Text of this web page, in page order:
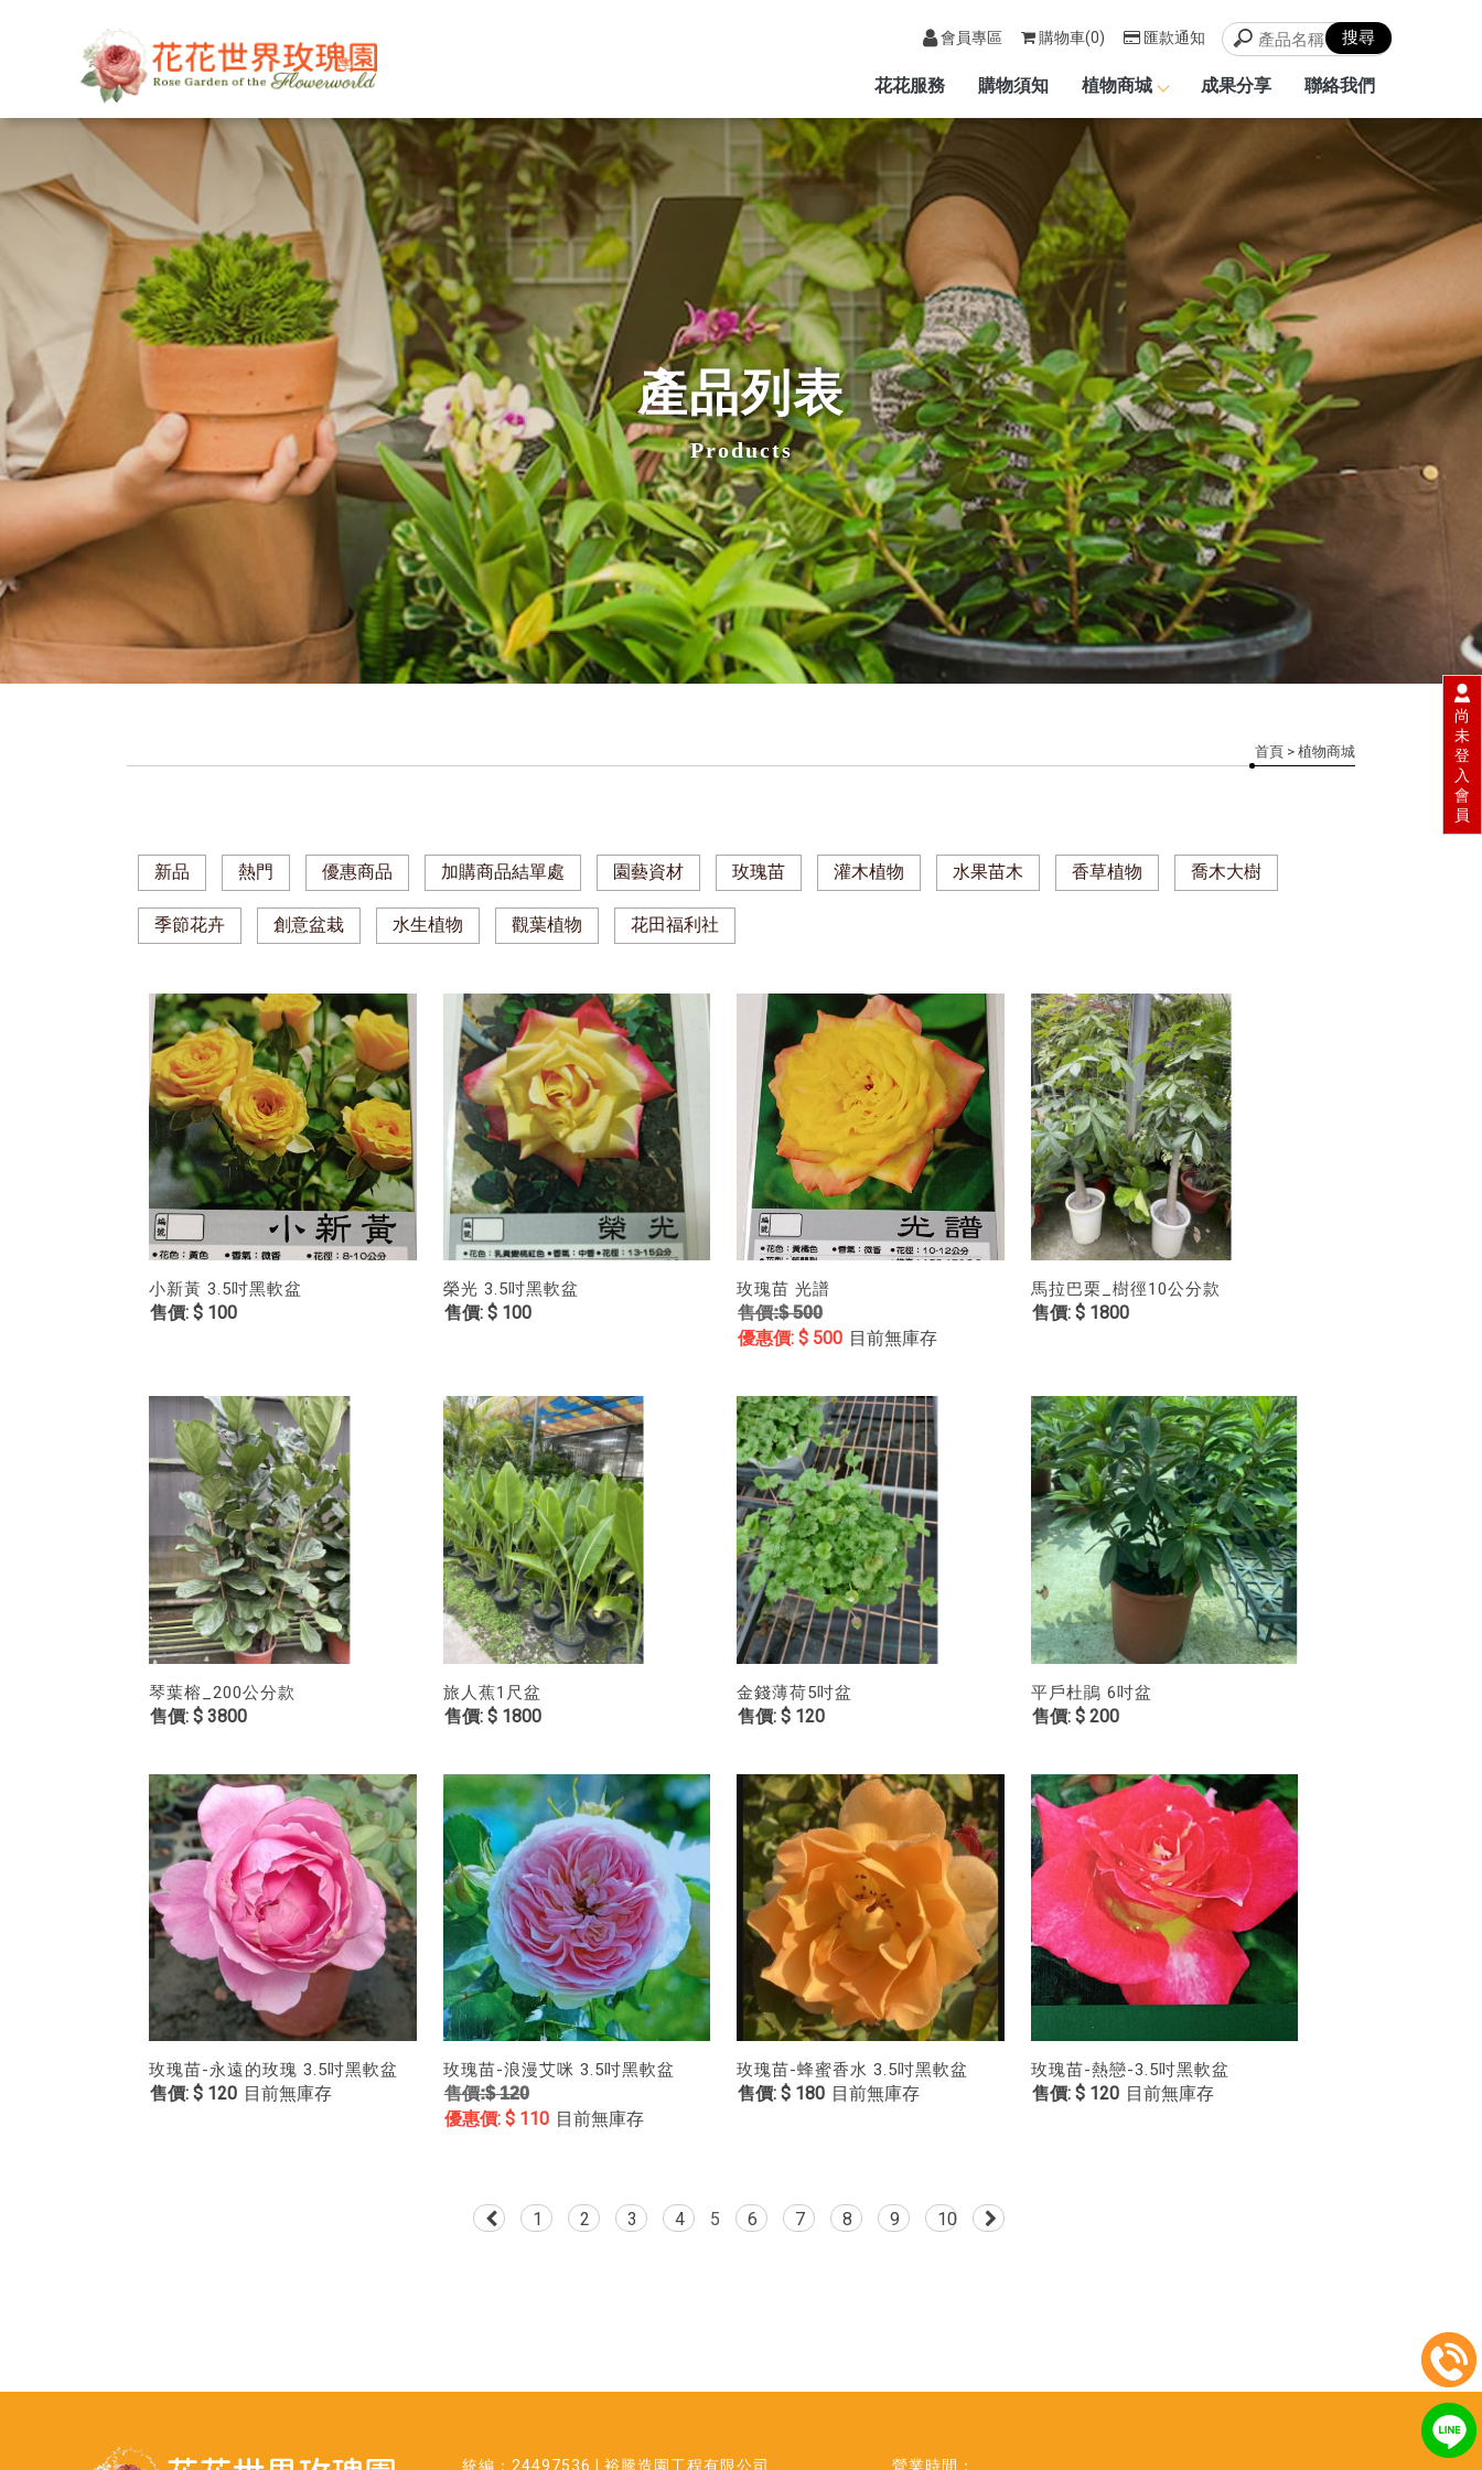
尚
未
登
入
會
員
花花服務 購物須知 植物商城 成果分享 聯絡我們
會員專區 購物車(0) 匯款通知
產品列表
Products
首頁> 植物商城
新品 熱門 優惠商品 加購商品結單處 園藝資材 玫瑰苗 灌木植物 水果苗木 香草植物 喬木大樹
季節花卉 創意盆栽 水生植物 觀葉植物 花田福利社
小新黃 3.5吋黑軟盆
$ 100
榮光 3.5吋黑軟盆
$ 100
玫瑰苗 光譜
$ 500
$ 500 目前無庫存
馬拉巴栗_樹徑10公分款
$ 1800
琴葉榕_200公分款
$ 3800
旅人蕉1尺盆
$ 1800
金錢薄荷5吋盆
$ 120
平戶杜鵑 6吋盆
$ 200
玫瑰苗-永遠的玫瑰 3.5吋黑軟盆
$ 120 目前無庫存
玫瑰苗-浪漫艾咪 3.5吋黑軟盆
$ 120
$ 110 目前無庫存
玫瑰苗-蜂蜜香水 3.5吋黑軟盆
$ 180 目前無庫存
玫瑰苗-熱戀-3.5吋黑軟盆
$ 120 目前無庫存
1 2 3 4 5 6 7 8 9 10
統編：24497536 l 裕騰造園工程有限公司 營業時間：